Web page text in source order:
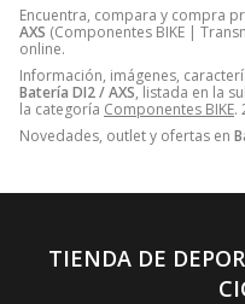
Encuentra, compara y compra
AXS (Componentes BIKE |
online.
Información, imágenes,
Batería DI2 / AXS, listada en la
la categoría Componentes BIKE.
Novedades, outlet y ofertas en
TIENDA DE